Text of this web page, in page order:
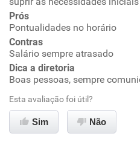
Conciliação com a vida familiar
Benefícios
Prós
Pontualidades no horário
Contras
Salário sempre atrasado
Dica a diretoria
Boas pessoas, sempre
Esta avaliação foi útil?
Sim Não